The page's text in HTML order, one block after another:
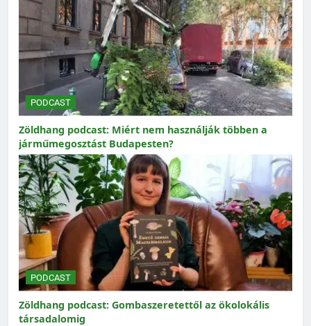
PODCAST
Zöldhang podcast: Miért nem használják többen a
járműmegosztást Budapesten?
PODCAST
Zöldhang podcast: Gombaszeretettől az ökolokális
társadalomig